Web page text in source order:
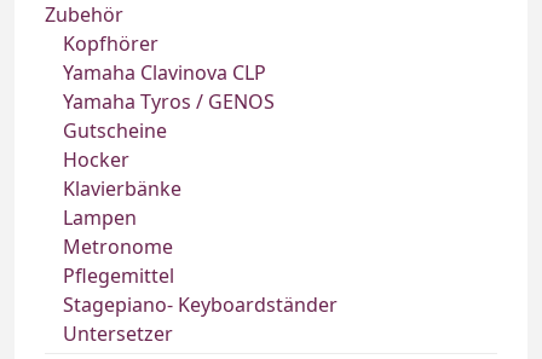
Zubehör
Kopfhörer
Yamaha Clavinova CLP
Yamaha Tyros / GENOS
Gutscheine
Hocker
Klavierbänke
Lampen
Metronome
Pflegemittel
Stagepiano- Keyboardständer
Untersetzer